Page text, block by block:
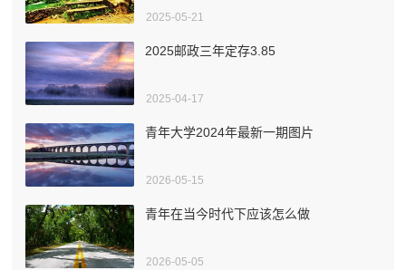
2025-05-21
2025邮政三年定存3.85
2025-04-17
青年大学2024年最新一期图片
2026-05-15
青年在当今时代下应该怎么做
2026-05-05